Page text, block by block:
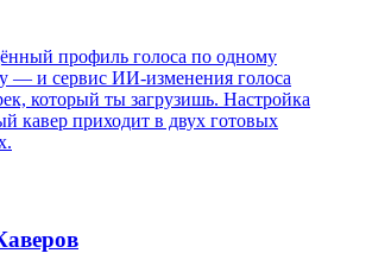
профиль голоса по одному
— и сервис ИИ-изменения голоса
который ты загрузишь. Настройка
кавер приходит в двух готовых